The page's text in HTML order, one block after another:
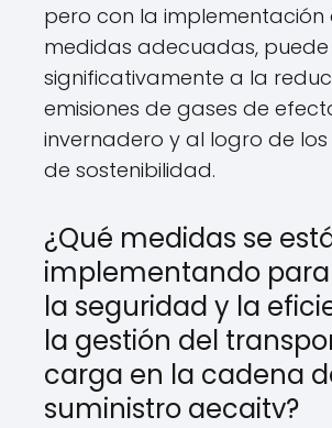
pero con la implementación
medidas adecuadas,
significativamente a la
emisiones de gases de
invernadero y al logro de
de sostenibilidad.
¿Qué medidas se
implementando
la seguridad y la
la gestión del
carga en la cadena
suministro aecaitv?